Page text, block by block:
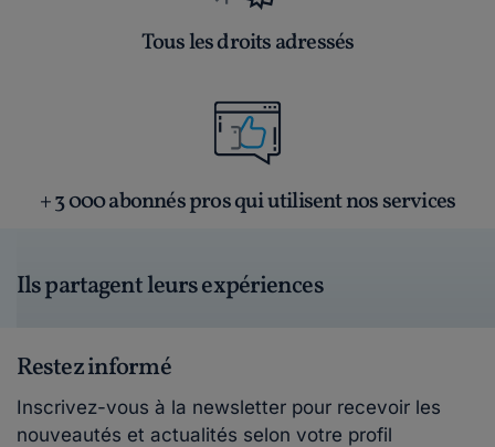
Tous les droits adressés
+ 3 000 abonnés pros qui utilisent nos services
Ils partagent leurs expériences
Restez informé
Inscrivez-vous à la newsletter pour recevoir les
nouveautés et actualités selon votre profil